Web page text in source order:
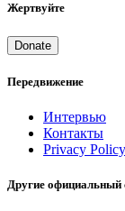
Жертвуйте
Donate
Передвижение
Интервью
Контакты
Privacy Policy
Другие официальный